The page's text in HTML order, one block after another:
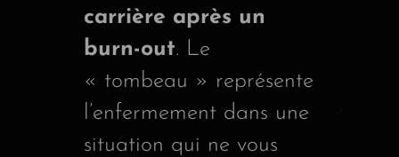
carrière après un
burn-out. Le
« tombeau » représente
l’enfermement dans une
situation qui ne vous